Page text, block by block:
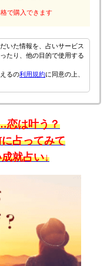
で購入できます
いた情報を、占いサービス
たり、他の目的で使用する
るの利用規約に同意の上、
恋は叶う？
占ってみて
就占い↓